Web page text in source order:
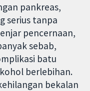
pankreas,
serius tanpa
pencernaan,
sebab,
batu
berlebihan.
bekalan